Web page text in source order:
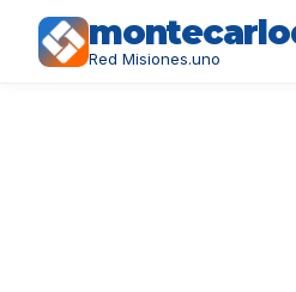
Red Misiones.uno